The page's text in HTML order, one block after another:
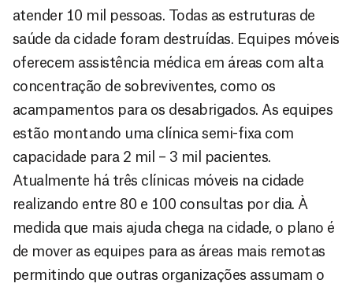
atender 10 mil pessoas. Todas as estruturas de
saúde da cidade foram destruídas. Equipes móveis
oferecem assistência médica em áreas com alta
concentração de sobreviventes, como os
acampamentos para os desabrigados. As equipes
estão montando uma clínica semi-fixa com
capacidade para 2 mil – 3 mil pacientes.
Atualmente há três clínicas móveis na cidade
realizando entre 80 e 100 consultas por dia. À
medida que mais ajuda chega na cidade, o plano é
de mover as equipes para as áreas mais remotas
permitindo que outras organizações assumam o